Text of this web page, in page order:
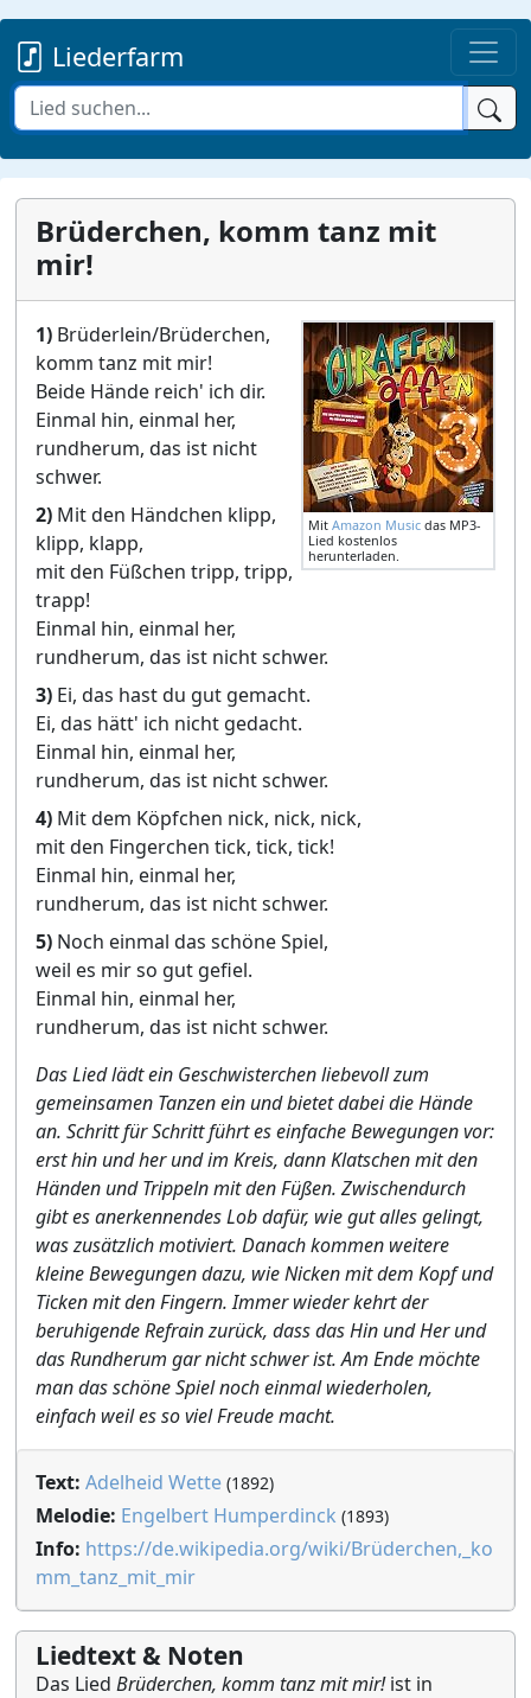
Liederfarm
Brüderchen, komm tanz mit
mir!
Mit Amazon Music das MP3-
Lied kostenlos
herunterladen.
1) Brüderlein/Brüderchen,
komm tanz mit mir!
Beide Hände reich' ich dir.
Einmal hin, einmal her,
rundherum, das ist nicht
schwer.
2) Mit den Händchen klipp,
klipp, klapp,
mit den Füßchen tripp, tripp,
trapp!
Einmal hin, einmal her,
rundherum, das ist nicht schwer.
3) Ei, das hast du gut gemacht.
Ei, das hätt' ich nicht gedacht.
Einmal hin, einmal her,
rundherum, das ist nicht schwer.
4) Mit dem Köpfchen nick, nick, nick,
mit den Fingerchen tick, tick, tick!
Einmal hin, einmal her,
rundherum, das ist nicht schwer.
5) Noch einmal das schöne Spiel,
weil es mir so gut gefiel.
Einmal hin, einmal her,
rundherum, das ist nicht schwer.
Das Lied lädt ein Geschwisterchen liebevoll zum
gemeinsamen Tanzen ein und bietet dabei die Hände
an. Schritt für Schritt führt es einfache Bewegungen vor:
erst hin und her und im Kreis, dann Klatschen mit den
Händen und Trippeln mit den Füßen. Zwischendurch
gibt es anerkennendes Lob dafür, wie gut alles gelingt,
was zusätzlich motiviert. Danach kommen weitere
kleine Bewegungen dazu, wie Nicken mit dem Kopf und
Ticken mit den Fingern. Immer wieder kehrt der
beruhigende Refrain zurück, dass das Hin und Her und
das Rundherum gar nicht schwer ist. Am Ende möchte
man das schöne Spiel noch einmal wiederholen,
einfach weil es so viel Freude macht.
Text: Adelheid Wette (1892)
Melodie: Engelbert Humperdinck (1893)
Info: https://de.wikipedia.org/wiki/Brüderchen,_ko
mm_tanz_mit_mir
Liedtext & Noten
Das Lied Brüderchen, komm tanz mit mir!ist in